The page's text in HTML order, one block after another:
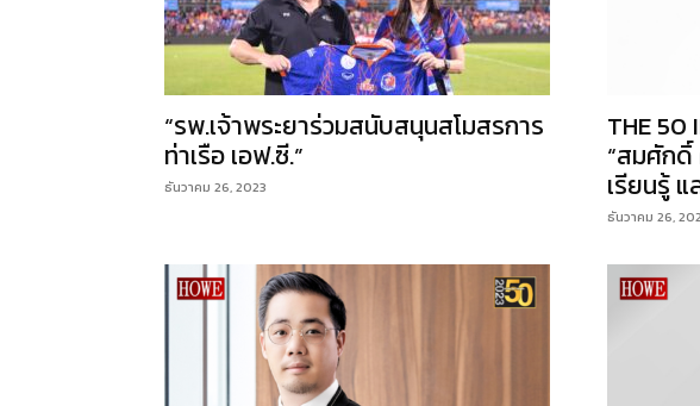
“รพ.เจ้าพระยาร่วมสนับสนุนสโมสรการ
ท่าเรือ เอฟ.ซี.”
ธันวาคม 26, 2023
THE 50
“สมศัก
เรียนรู้
ธันวาคม 26,